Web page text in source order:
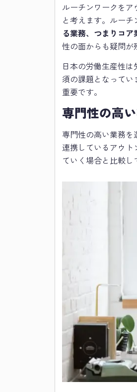
ルーチンワークを
と考えます。ルーチ
る業務、つまりコ
性の面からも疑問が
日本の労働生産性
須の課題となって
重要です。
専門性の高
専門性の高い業務を
連携しているアウ
ていく場合と比較し